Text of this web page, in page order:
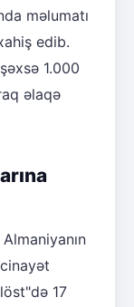
məlumatı
edib.
1.000
əlaqə
Almaniyanın
17